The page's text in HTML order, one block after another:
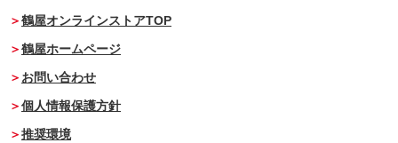
鶴屋オンラインストアTOP
鶴屋ホームページ
お問い合わせ
個人情報保護方針
推奨環境